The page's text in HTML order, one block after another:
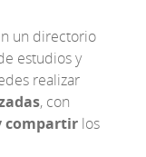
un directorio
estudios y
realizar
, con
compartir los